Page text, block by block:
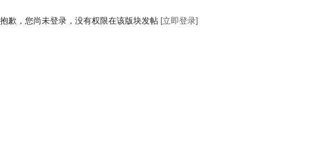
抱歉，您尚未登录，没有权限在该版块发帖 [立即登录]